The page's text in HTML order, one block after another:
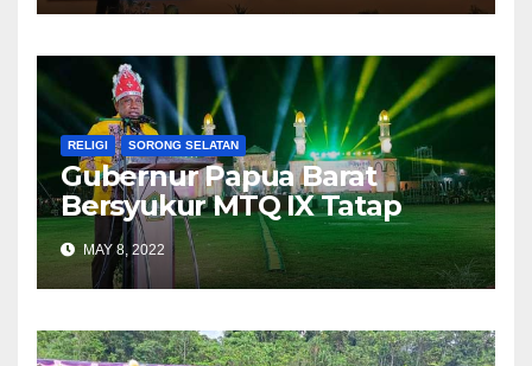
RELIGI SORONG SELATAN
Gubernur Papua Barat
Bersyukur MTQ IX Tatap
Muka
MAY 8, 2022